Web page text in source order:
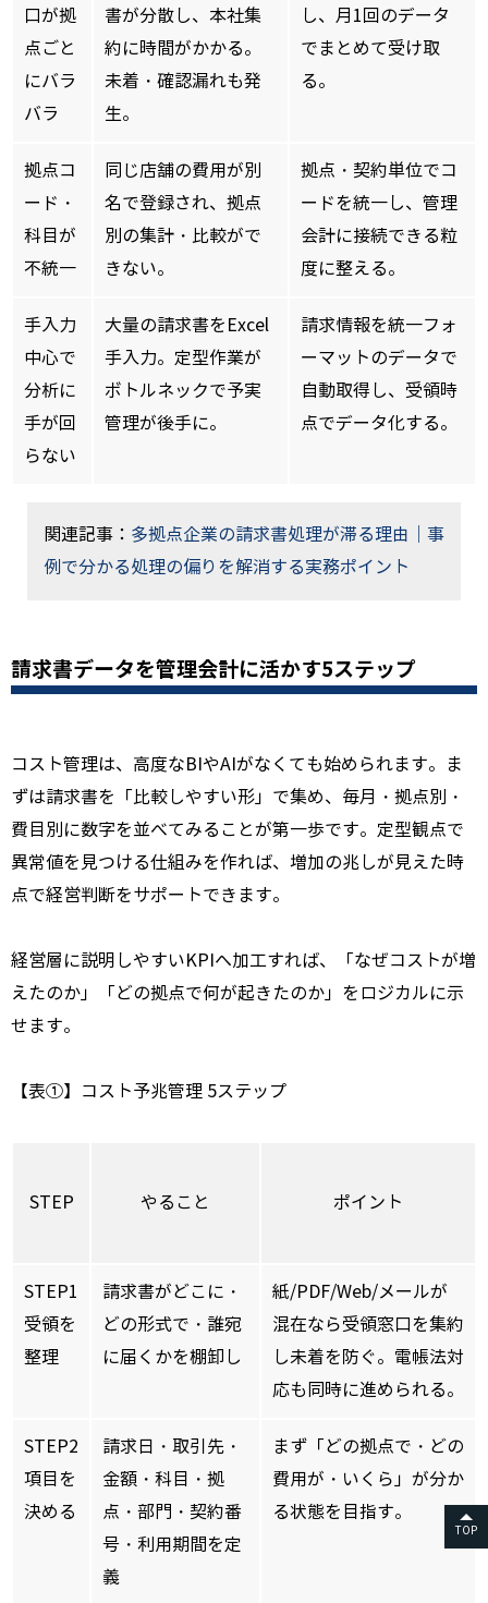
口が拠
点ごと
にバラ
バラ
書が分散し、本社集
約に時間がかかる。
未着・確認漏れも発
生。
し、月1回のデータ
でまとめて受け取
る。
拠点コ
ード・
科目が
不統一
同じ店舗の費用が別
名で登録され、拠点
別の集計・比較がで
きない。
拠点・契約単位でコ
ードを統一し、管理
会計に接続できる粒
度に整える。
手入力
中心で
分析に
手が回
らない
大量の請求書をExcel
手入力。定型作業が
ボトルネックで予実
管理が後手に。
請求情報を統一フォ
ーマットのデータで
自動取得し、受領時
点でデータ化する。
関連記事： 多拠点企業の請求書処理が滞る理由｜事
例で分かる処理の偏りを解消する実務ポイント
請求書データを管理会計に活かす5ステップ
コスト管理は、高度なBIやAIがなくても始められます。ま
ずは請求書を「比較しやすい形」で集め、毎月・拠点別・
費目別に数字を並べてみることが第一歩です。定型観点で
異常値を見つける仕組みを作れば、増加の兆しが見えた時
点で経営判断をサポートできます。
経営層に説明しやすいKPIへ加工すれば、「なぜコストが増
えたのか」「どの拠点で何が起きたのか」をロジカルに示
せます。
【表①】コスト予兆管理 5ステップ
STEP やること ポイント
STEP1
受領を
整理
請求書がどこに・
どの形式で・誰宛
に届くかを棚卸し
紙/PDF/Web/メールが
混在なら受領窓口を集約
し未着を防ぐ。電帳法対
応も同時に進められる。
STEP2
項目を
決める
請求日・取引先・
金額・科目・拠
点・部門・契約番
号・利用期間を定
義
まず「どの拠点で・どの
費用が・いくら」が分か
る状態を目指す。
TOP